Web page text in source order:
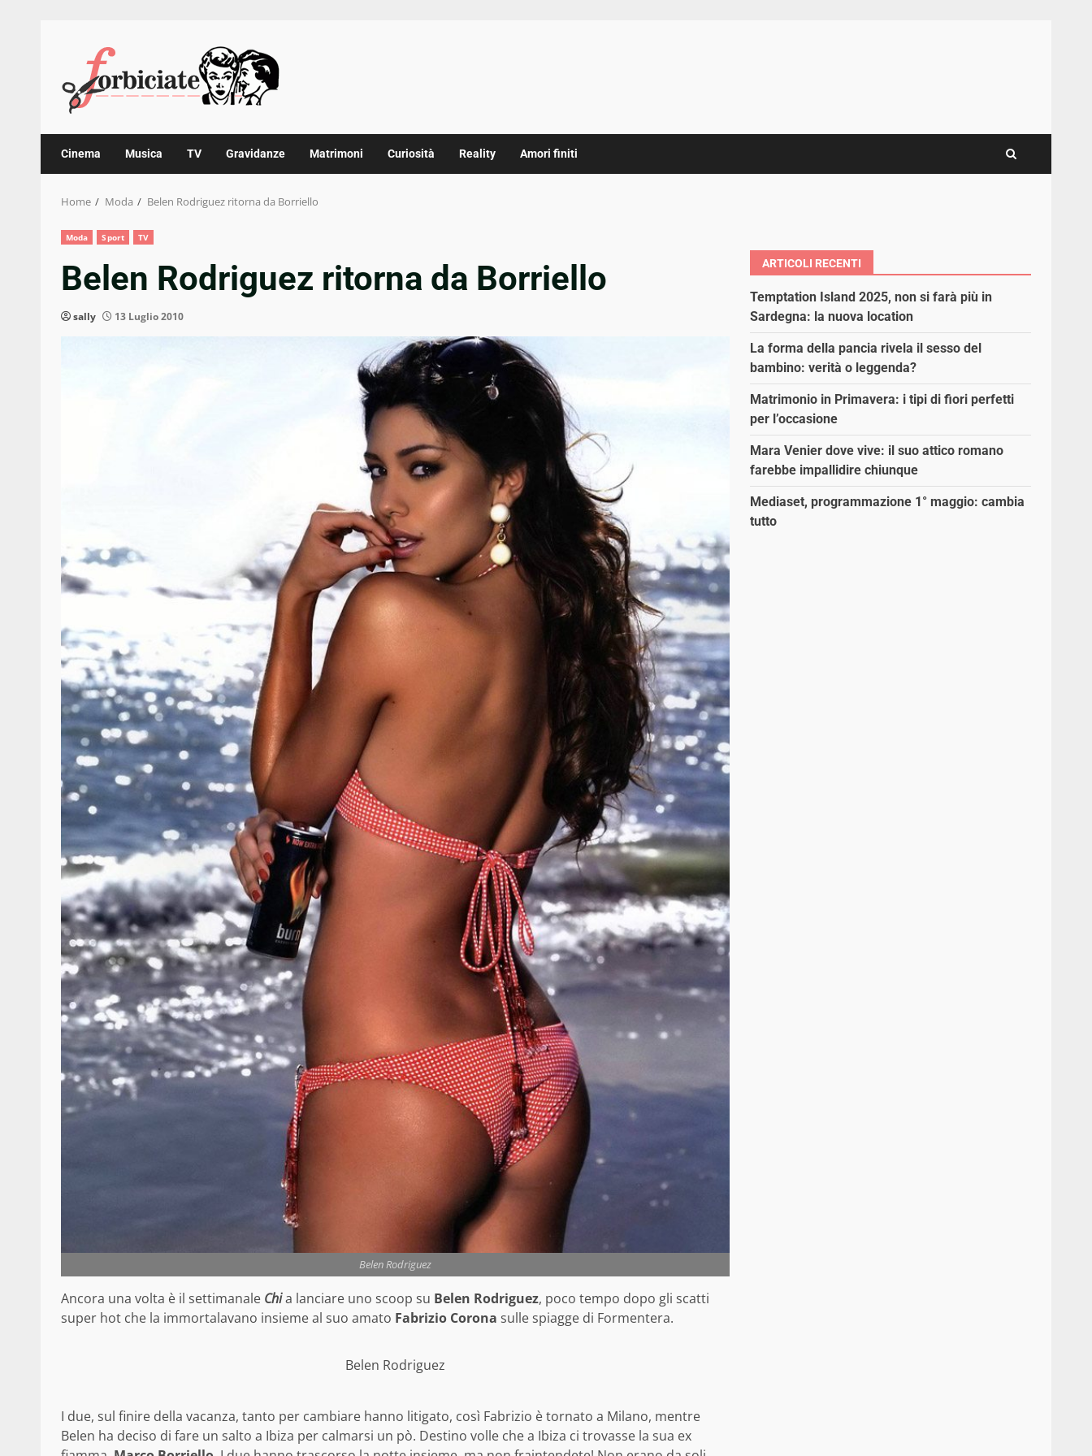
content
Cinema Musica TV Gravidanze Matrimoni Curiosità Reality Amori finiti
Home Moda Belen Rodriguez ritorna da Borriello
Moda Sport TV
Belen Rodriguez ritorna da Borriello
sally 13 Luglio 2010
Belen Rodriguez
Ancora una volta è il settimanale Chia lanciare uno scoop su Belen Rodriguez, poco tempo dopo gli scatti
super hot che la immortalavano insieme al suo amato Fabrizio Corona sulle spiagge di Formentera.
Belen Rodriguez
I due, sul finire della vacanza, tanto per cambiare hanno litigato, così Fabrizio è tornato a Milano, mentre
Belen ha deciso di fare un salto a Ibiza per calmarsi un pò. Destino volle che a Ibiza ci trovasse la sua ex
ARTICOLI RECENTI
Temptation Island 2025, non si farà più in
Sardegna: la nuova location
La forma della pancia rivela il sesso del
bambino: verità o leggenda?
Matrimonio in Primavera: i tipi di fiori perfetti
per l’occasione
Mara Venier dove vive: il suo attico romano
farebbe impallidire chiunque
Mediaset, programmazione 1° maggio: cambia
tutto